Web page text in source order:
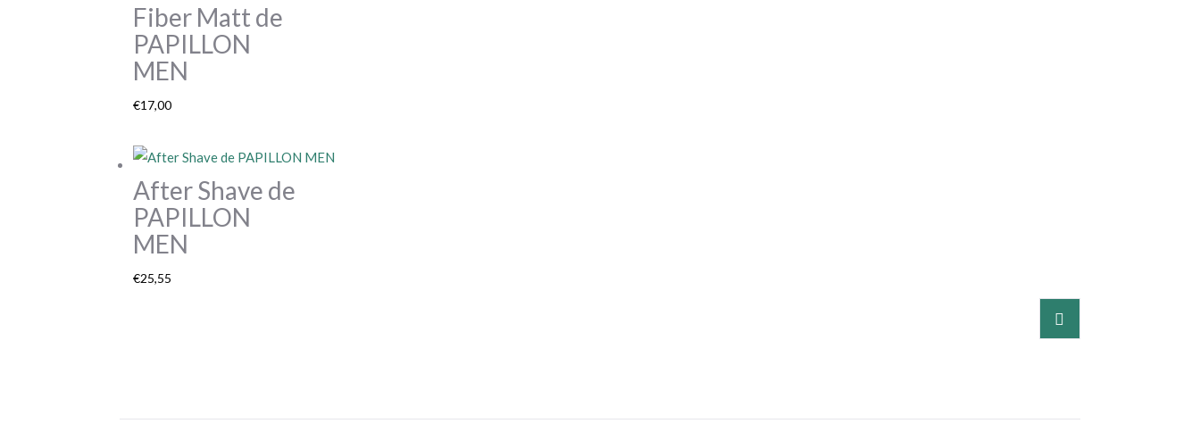
Fiber Matt de
PAPILLON
MEN
€17,00
After Shave de
PAPILLON
MEN
€25,55